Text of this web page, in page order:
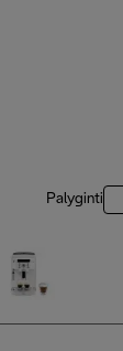
Palyginti